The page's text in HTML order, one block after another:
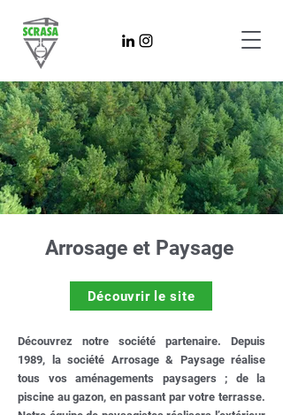
Arrosage et Paysage
Découvrir le site
Découvrez notre société partenaire. Depuis
1989, la société Arrosage & Paysage réalise
tous vos aménagements paysagers ; de la
piscine au gazon, en passant par votre terrasse.